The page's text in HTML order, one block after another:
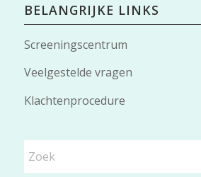
BELANGRIJKE LINKS
Screeningscentrum
Veelgestelde vragen
Klachtenprocedure